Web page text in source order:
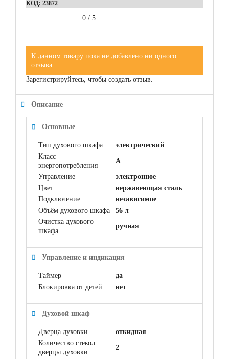
КОД: 23872
0 / 5
К данном товару пока не добавлено ни одного
отзыва
Зарегистрируйтесь, чтобы создать отзыв.
Описание
Основные
Тип духового шкафа
электрический
Класс
энергопотребления
A
Управление
электронное
Цвет
нержавеющая сталь
Подключение
независимое
Объём духового шкафа
56 л
Очистка духового
шкафа
ручная
Управление и индикация
Таймер
да
Блокировка от детей
нет
Духовой шкаф
Дверца духовки
откидная
Количество стекол
дверцы духовки
2